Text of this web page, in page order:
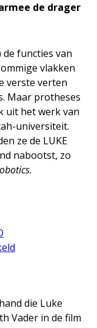
de drager
de functies van
vlakken
verste verten
Maar protheses
uit het werk van
universiteit.
ze de LUKE
nabootst, zo
die Luke
Vader in de film